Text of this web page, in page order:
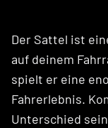
Der Sattel ist
auf deinem
spielt er eine
Fahrerlebnis.
Unterschied